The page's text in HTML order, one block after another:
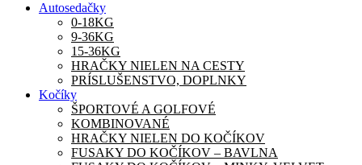
Autosedačky
0-18KG
9-36KG
15-36KG
HRAČKY NIELEN NA CESTY
PRÍSLUŠENSTVO, DOPLNKY
Kočíky
ŠPORTOVÉ A GOLFOVÉ
KOMBINOVANÉ
HRAČKY NIELEN DO KOČÍKOV
FUSAKY DO KOČÍKOV – BAVLNA